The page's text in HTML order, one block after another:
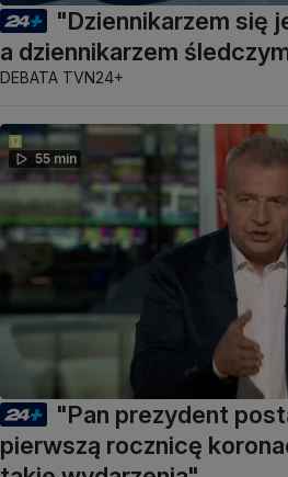
"Dziennikarzem się
a dziennikarzem
DEBATA TVN24+
55 min
"Pan prezydent
pierwszą rocznicę